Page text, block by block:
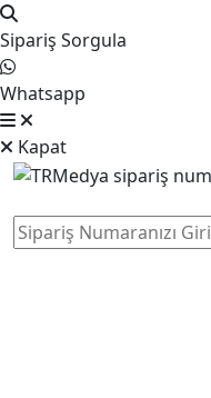
Sipariş Sorgula
Whatsapp
Kapat